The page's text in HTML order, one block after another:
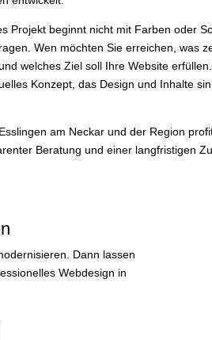
Projekt beginnt nicht mit Farben oder
Wen möchten Sie erreichen, was
welches Ziel soll Ihre Website
Konzept, das Design und Inhalte
am Neckar und der Region
Beratung und einer langfristigen
Dann lassen
Webdesign in